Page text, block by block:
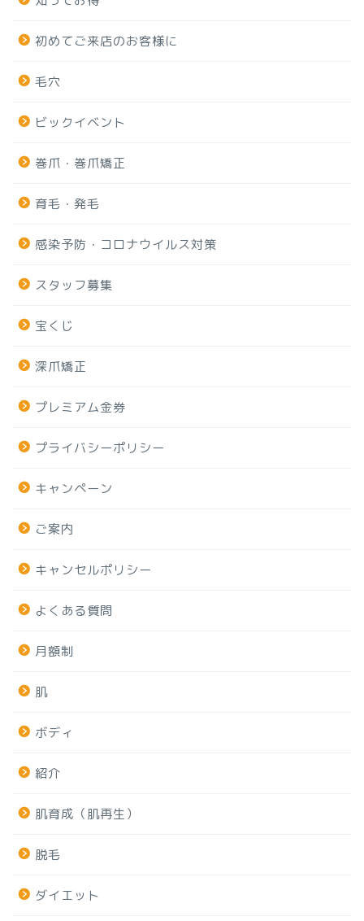
初めてご来店のお客様に
毛穴
ビックイベント
巻爪・巻爪矯正
育毛・発毛
感染予防・コロナウイルス対策
スタッフ募集
宝くじ
深爪矯正
プレミアム金券
プライバシーポリシー
キャンペーン
ご案内
キャンセルポリシー
よくある質問
月額制
肌
ボディ
紹介
肌育成（肌再生）
脱毛
ダイエット